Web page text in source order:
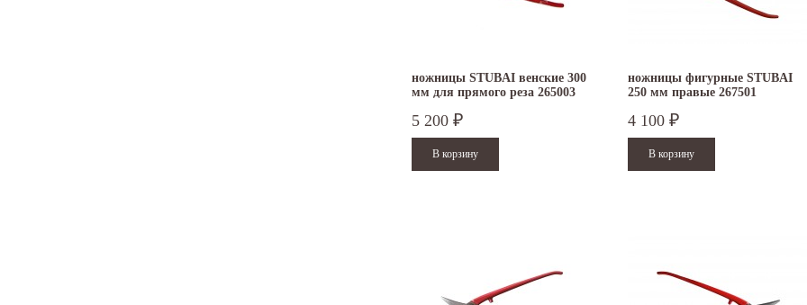
ножницы STUBAI венские 300
мм для прямого реза 265003
5 200 ₽
ножницы фигурные STUBAI
250 мм правые 267501
4 100 ₽